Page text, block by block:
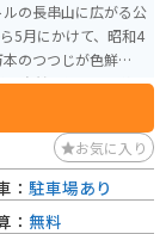
の長串山に広がる公
5月にかけて、昭和4
のつつじが色鮮やか
は自然の織りなす絶
お気に入り
： 駐車場あり
： 無料